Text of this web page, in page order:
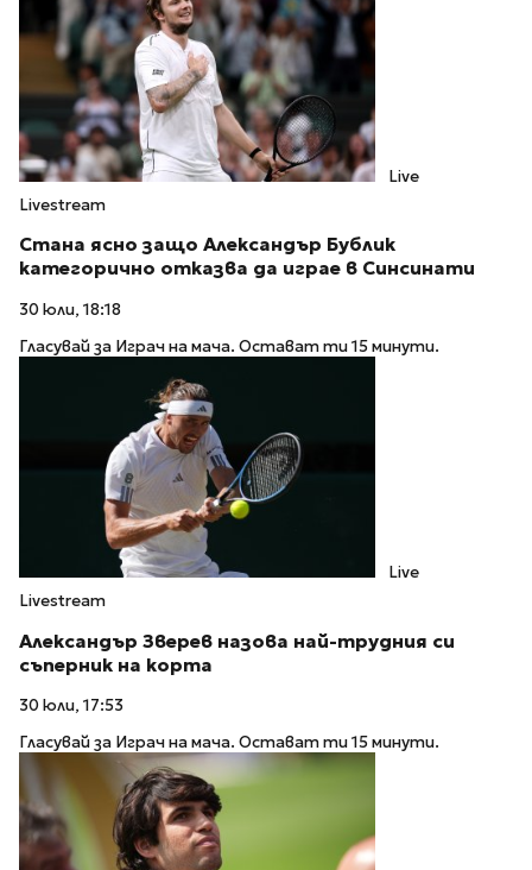
Live
Livestream
Стана ясно защо Александър Бублик
категорично отказва да играе в Синсинати
30 юли, 18:18
Гласувай за Играч на мача. Остават ти 15 минути.
Live
Livestream
Александър Зверев назова най-трудния си
съперник на корта
30 юли, 17:53
Гласувай за Играч на мача. Остават ти 15 минути.